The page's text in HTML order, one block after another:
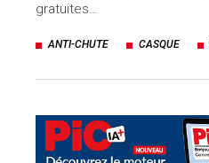
gratuites…
ANTI-CHUTE CASQUE